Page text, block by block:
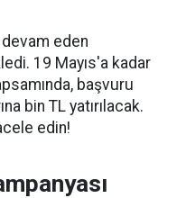
devam eden
19 Mayıs'a kadar
başvuru
bin TL yatırılacak.
edin!